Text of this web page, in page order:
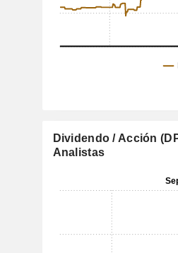
Dividendo / Acción
Analistas